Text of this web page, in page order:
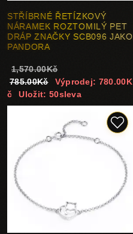
STŘÍBRNÉ ŘETÍZKOVÝ
NÁRAMEK ROZTOMILÝ PET
DRÁP ZNAČKY SCB096 JAKO
PANDORA
1,570.00Kč
785.00Kč
Výprodej: 780.00K
č
Uložit: 50sleva